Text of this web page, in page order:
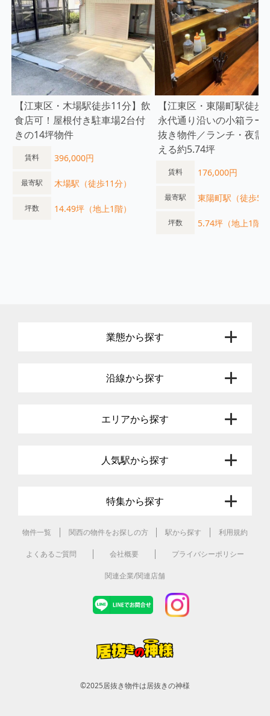
【江東区・木場駅徒歩11分】飲
食店可！屋根付き駐車場2台付
きの14坪物件
賃料 396,000円
最寄駅 木場駅（徒歩11分）
坪数 14.49坪（地上1階）
【江東区・東陽町駅徒歩
永代通り沿いの小箱ラー
抜き物件／ランチ・夜需
える約5.74坪
賃料 176,000円
最寄駅 東陽町駅（徒歩5
坪数 5.74坪（地上1階）
業態から探す
沿線から探す
エリアから探す
人気駅から探す
特集から探す
物件一覧 関西の物件をお探しの方 駅から探す 利用規約
よくあるご質問 会社概要 プライバシーポリシー
関連企業/関連店舗
©2025居抜き物件は居抜きの神様